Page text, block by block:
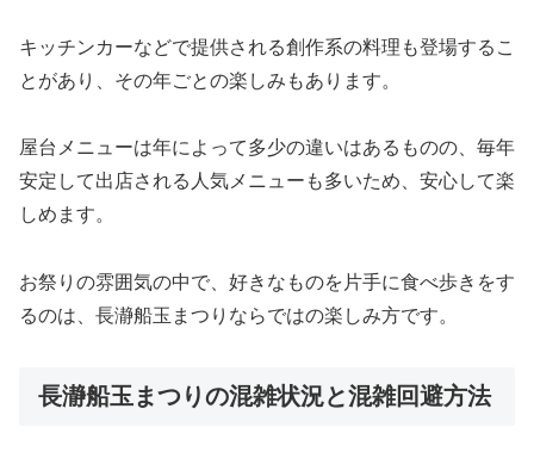
キッチンカーなどで提供される創作系の料理も登場するこ
とがあり、その年ごとの楽しみもあります。
屋台メニューは年によって多少の違いはあるものの、毎年
安定して出店される人気メニューも多いため、安心して楽
しめます。
お祭りの雰囲気の中で、好きなものを片手に食べ歩きをす
るのは、長瀞船玉まつりならではの楽しみ方です。
長瀞船玉まつりの混雑状況と混雑回避方法